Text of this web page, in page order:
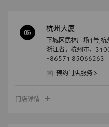
杭州大厦
下城区武林广场1号,
浙江省， 杭州市，
+86571 85066263
预约门店服务
门店详情